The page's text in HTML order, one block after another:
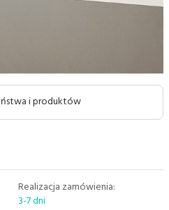
i produktów
Realizacja zamówienia:
3-7 dni